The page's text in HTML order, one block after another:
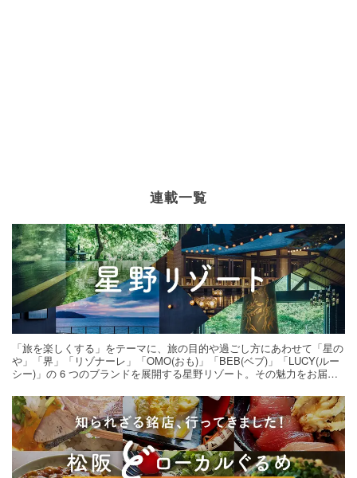
連載一覧
「旅を楽しくする」をテーマに、旅の目的や過ごし方にあわせて「星の
や」「界」「リゾナーレ」「OMO(おも)」「BEB(ベブ)」「LUCY(ルー
シー)」の 6 つのブランドを展開する星野リゾート。その魅力をお届け